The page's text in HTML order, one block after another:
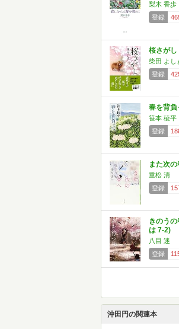
梨木 香歩
登録
桜さが
柴田 よし
登録
春を背負
笹本 稜平
登録
また次
重松 清
登録
きのう
は 7-2)
八目 迷
登録
沖田円の関連本